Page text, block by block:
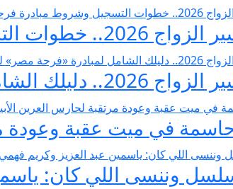
وشروط مبادرة فرحة مصر
«فرحة مصر» لدعم تجهيز العرائس
في ميت عقبة وعودة
وننسى اللي كان: